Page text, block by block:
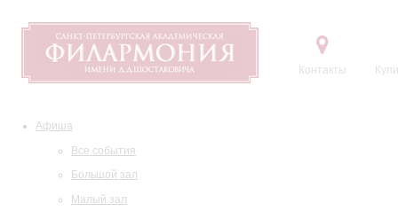
Контакты
Афиша
Все события
Большой зал
Малый зал